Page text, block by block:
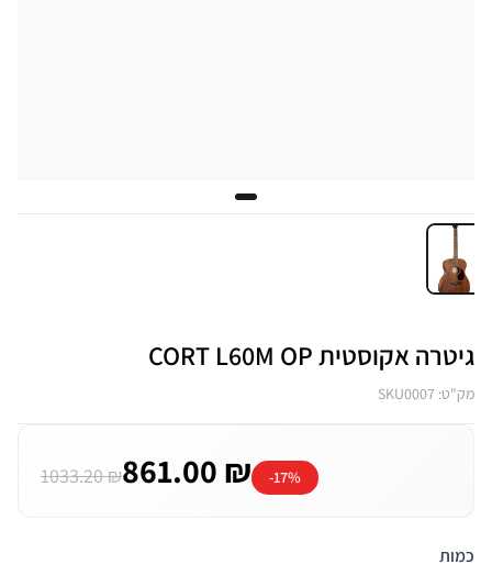
גיטרה אקוסטית CORT L60M OP
מק"ט: SKU0007
1033.20 ₪861.00 ₪ -17%
כמות